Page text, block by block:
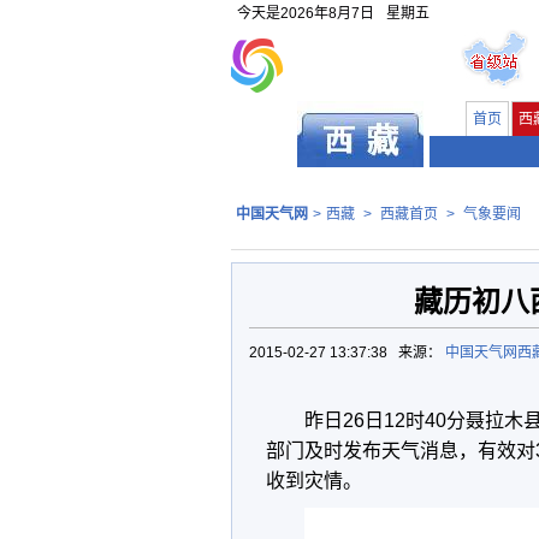
今天是2026年8月7日 星期五
首页 西
中国天气网 > 西藏 > 西藏首页 > 气象要闻
藏历初八
2015-02-27 13:37:38 来源： 中国天气网西
昨日26日12时40分聂拉木
部门及时发布天气消息，有效
收到灾情。